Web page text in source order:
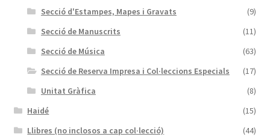
Secció d'Estampes, Mapes i Gravats
(9)
Secció de Manuscrits
(11)
Secció de Música
(63)
Secció de Reserva Impresa i Col·leccions Especials
(17)
Unitat Gràfica
(8)
Haidé
(15)
Llibres (no inclosos a cap col·lecció)
(44)